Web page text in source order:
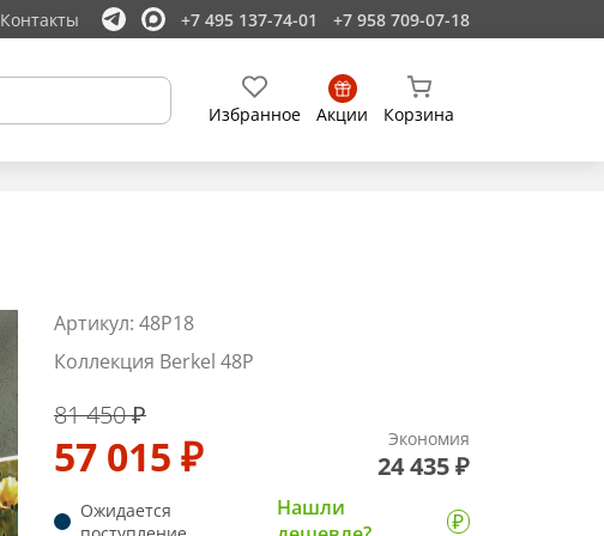
Контакты +7 495 137-74-01 +7 958 709-07-18
Избранное Акции Корзина
Артикул: 48P18
Коллекция Berkel 48P
81 450 ₽
57 015 ₽ Экономия
24 435 ₽
Ожидается
Нашли